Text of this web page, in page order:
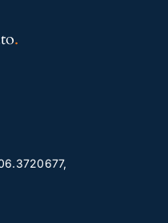
.
,